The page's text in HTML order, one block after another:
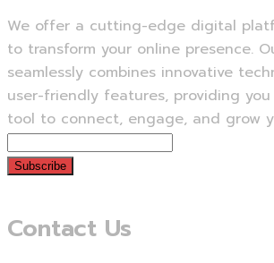
We offer a cutting-edge digital
to transform your online presence.
seamlessly combines innovative
user-friendly features, providing
tool to connect, engage, and grow
Subscribe
Contact Us